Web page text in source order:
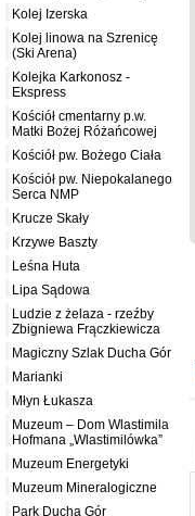
Kolej Izerska
Kolej linowa na Szrenicę
(Ski Arena)
Kolejka Karkonosz -
Ekspress
Kościół cmentarny p.w.
Matki Bożej Różańcowej
Kościół pw. Bożego Ciała
Kościół pw. Niepokalanego
Serca NMP
Krucze Skały
Krzywe Baszty
Leśna Huta
Lipa Sądowa
Ludzie z żelaza - rzeźby
Zbigniewa Frączkiewicza
Magiczny Szlak Ducha Gór
Marianki
Młyn Łukasza
Muzeum – Dom Wlastimila
Hofmana „Wlastimilówka”
Muzeum Energetyki
Muzeum Mineralogiczne
Park Ducha Gór